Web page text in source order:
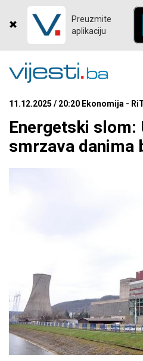
Preuzmite
aplikaciju
11.12.2025 / 20:20 Ekonomija -
Energetski slom:
smrzava danima